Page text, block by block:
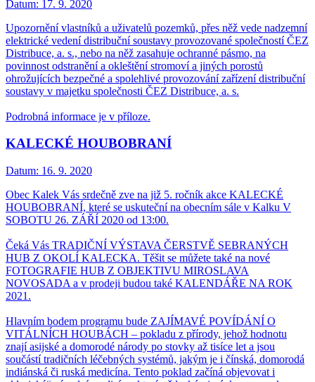
Datum: 17. 9. 2020
Upozornění vlastníků a uživatelů pozemků, přes něž vede nadzemní
elektrické vedení distribuční soustavy provozované společností ČEZ
Distribuce, a. s., nebo na něž zasahuje ochranné pásmo, na
povinnost odstranění a okleštění stromoví a jiných porostů
ohrožujících bezpečné a spolehlivé provozování zařízení distribuční
soustavy v majetku společnosti ČEZ Distribuce, a. s.
Podrobná informace je v příloze.
KALECKÉ HOUBOBRANÍ
Datum: 16. 9. 2020
Obec Kalek Vás srdečně zve na již 5. ročník akce KALECKÉ
HOUBOBRANÍ, které se uskuteční na obecním sále v Kalku V
SOBOTU 26. ZÁŘÍ 2020 od 13:00.
Čeká Vás TRADIČNÍ VÝSTAVA ČERSTVĚ SEBRANÝCH
HUB Z OKOLÍ KALECKA. Těšit se můžete také na nové
FOTOGRAFIE HUB Z OBJEKTIVU MIROSLAVA
NOVOSADA a v prodeji budou také KALENDÁŘE NA ROK
2021.
Hlavním bodem programu bude ZAJÍMAVÉ POVÍDÁNÍ O
VITÁLNÍCH HOUBÁCH – pokladu z přírody, jehož hodnotu
znají asijské a domorodé národy po stovky až tisíce let a jsou
součástí tradičních léčebných systémů, jakým je i čínská, domorodá
indiánská či ruská medicína. Tento poklad začíná objevovat i